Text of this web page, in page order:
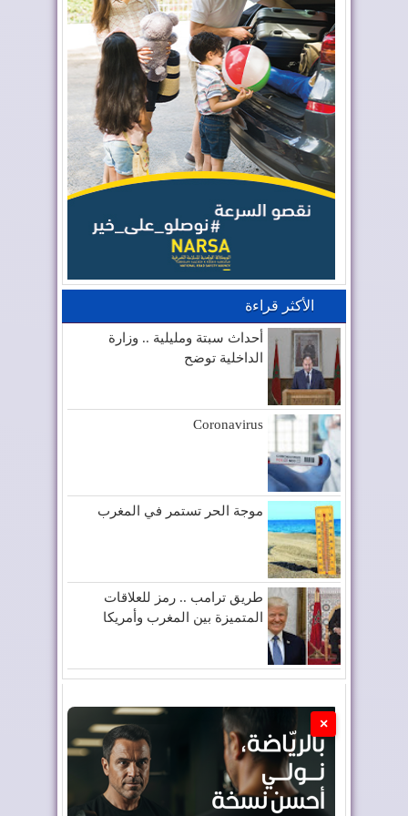
الأكثر قراءة
أحداث سبتة ومليلية .. وزارة
الداخلية توضح
Coronavirus
موجة الحر تستمر في المغرب
طريق ترامب .. رمز للعلاقات
المتميزة بين المغرب وأمريكا
×